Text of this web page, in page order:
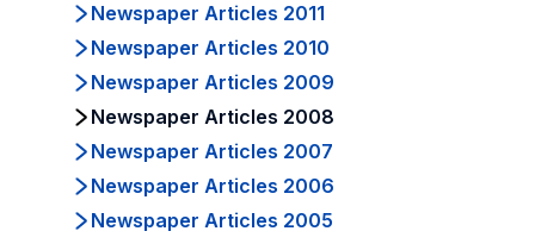
Newspaper Articles 2011
Newspaper Articles 2010
Newspaper Articles 2009
Newspaper Articles 2008
Newspaper Articles 2007
Newspaper Articles 2006
Newspaper Articles 2005